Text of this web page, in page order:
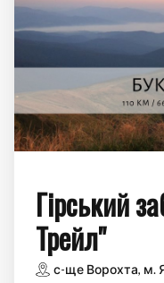
Гірський
Трейл"
с-ще Ворохта, м.